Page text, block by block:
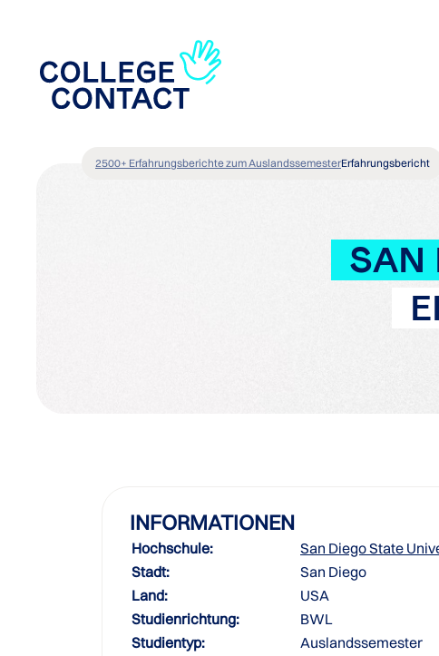
2500+ Erfahrungsberichte zum AuslandssemesterErfahrungsbericht
SAN
INFORMATIONEN
Hochschule:
San Diego State
Stadt:
San Diego
Land:
USA
Studienrichtung:
BWL
Studientyp:
Auslandssemester